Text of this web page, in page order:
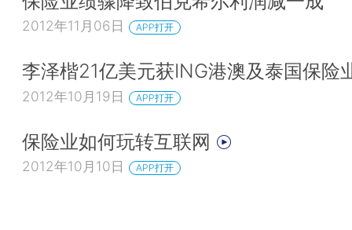
2012年11月06日 APP打开
李泽楷21亿美元获ING港澳及泰国保险
2012年10月19日 APP打开
保险业如何玩转互联网
2012年10月10日 APP打开